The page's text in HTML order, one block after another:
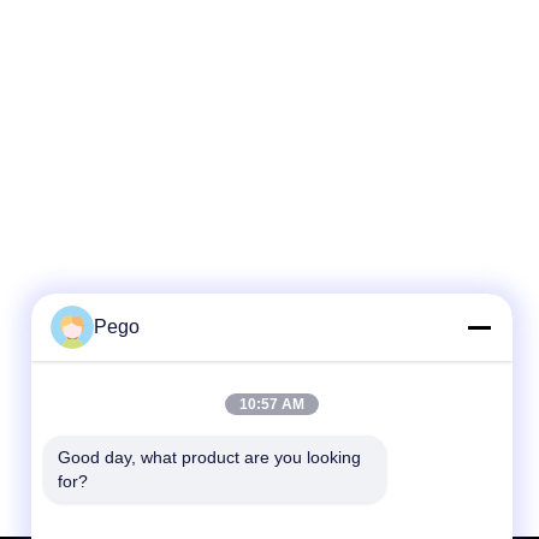
Pego
10:57 AM
Good day, what product are you looking
for?